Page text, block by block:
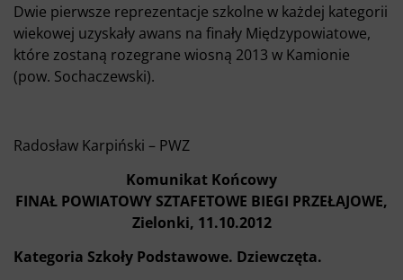
Dwie pierwsze reprezentacje szkolne w każdej kategorii
wiekowej uzyskały awans na finały Międzypowiatowe,
które zostaną rozegrane wiosną 2013 w Kamionie
(pow. Sochaczewski).
Radosław Karpiński – PWZ
Komunikat Końcowy
FINAŁ POWIATOWY SZTAFETOWE BIEGI PRZEŁAJOWE,
Zielonki, 11.10.2012
Kategoria Szkoły Podstawowe. Dziewczęta.